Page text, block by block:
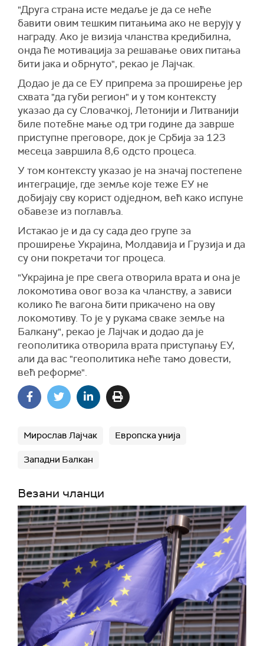
"Друга страна исте медаље је да се неће
бавити овим тешким питањима ако не верују у
награду. Ако је визија чланства кредибилна,
онда ће мотивација за решавање ових питања
бити јака и обрнуто", рекао је Лајчак.
Додао је да се ЕУ припрема за проширење јер
схвата "да губи регион" и у том контексту
указао да су Словачкој, Летонији и Литванији
биле потебне мање од три године да заврше
приступне преговоре, док је Србија за 123
месеца завршила 8,6 одсто процеса.
У том контексту указао је на значај постепене
интеграције, где земље које теже ЕУ не
добијају сву корист одједном, већ како испуне
обавезе из поглавља.
Истакао је и да су сада део групе за
проширење Украјина, Молдавија и Грузија и да
су они покретачи тог процеса.
"Украјина је пре свега отворила врата и она је
локомотива овог воза ка чланству, а зависи
колико ће вагона бити прикачено на ову
локомотиву. То је у рукама сваке земље на
Балкану", рекао је Лајчак и додао да је
геополитика отворила врата приступању ЕУ,
али да вас "геополитика неће тамо довести,
већ реформе".
Мирослав Лајчак Европска унија
Западни Балкан
Везани чланци